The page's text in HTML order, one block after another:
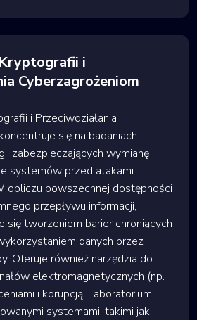
i
Cyberzagrożeniom
i Przeciwdziałania
się na badaniach i
zabezpieczających wymianę
systemów przed atakami
obliczu powszechnej dostępności
przepływu informacji,
się tworzeniem barier chroniących
danych przez
Oferuje również narzędzia do
elektromagnetycznych (np.
i korupcją. Laboratorium
systemami, takimi jak: